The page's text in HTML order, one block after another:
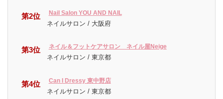
第2位 Nail Salon YOU AND NAIL
ネイルサロン / 大阪府
第3位 ネイル＆フットケアサロン ネイル屋Neige
ネイルサロン / 東京都
第4位 Can I Dressy 東中野店
ネイルサロン / 東京都